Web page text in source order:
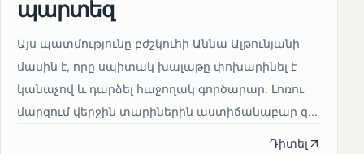
պարտեզ
Այս պատմությունը բժշկուհի Աննա Ալթունյանի
մասին է, որը սպիտակ խալաթը փոխարինել է
կանաչով և դարձել հաջողակ գործարար: Լոռու
մարզում վերջին տարիներին աստիճանաբար զ...
Դիտել